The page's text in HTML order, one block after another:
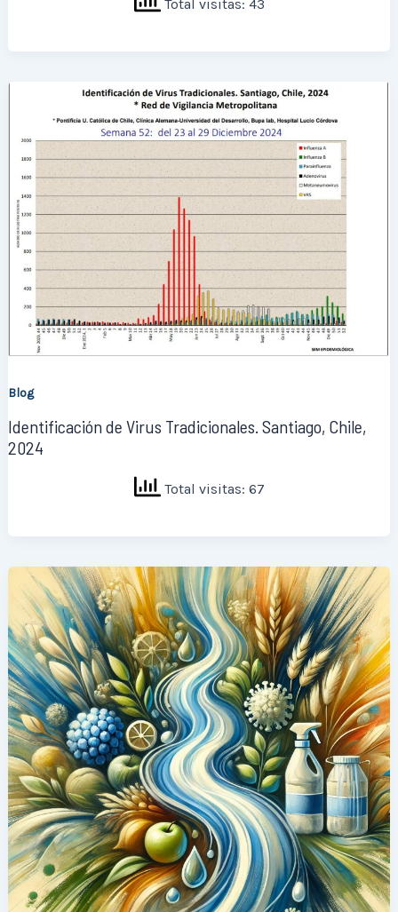
Total visitas: 43
Blog
Identificación de Virus Tradicionales. Santiago, Chile,
2024
Total visitas: 67